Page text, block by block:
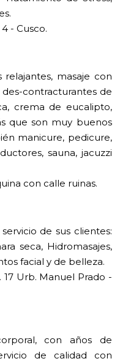
- Cusco.
relajantes, masaje con
contracturantes de
crema de eucalipto,
que son muy buenos
manicure, pedicure,
sauna, jacuzzi
con calle ruinas.
de sus clientes:
seca, Hidromasajes,
facial y de belleza.
17 Urb. Manuel Prado -
con años de
de calidad con